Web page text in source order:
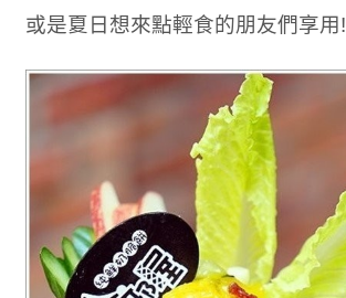
或是夏日想來點輕食的朋友們享用!